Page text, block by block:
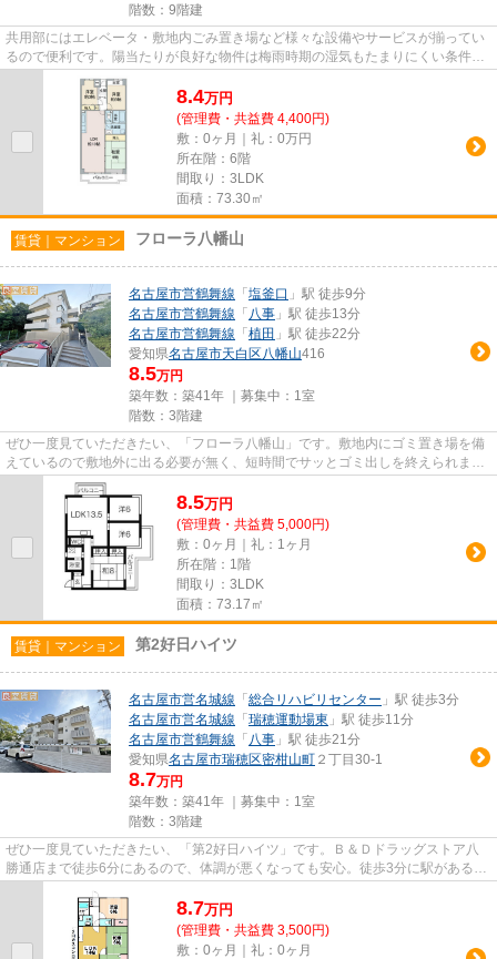
階数：9階建
共用部にはエレベータ・敷地内ごみ置き場など様々な設備やサービスが揃ってい
るので便利です。陽当たりが良好な物件は梅雨時期の湿気もたまりにくい条件と
なっています。徒歩5分で駅に...
8.4万円
(管理費・共益費 4,400円)
敷：0ヶ月｜礼：0万円
所在階：6階
間取り：3LDK
面積：73.30㎡
賃貸｜マンション フローラ八幡山
名古屋市営鶴舞線 「 塩釜口 」駅 徒歩9分
名古屋市営鶴舞線 「 八事 」駅 徒歩13分
名古屋市営鶴舞線 「 植田 」駅 徒歩22分
愛知県名古屋市天白区八幡山416
8.5万円
築年数：築41年 ｜募集中： 1室
階数：3階建
ぜひ一度見ていただきたい、「フローラ八幡山」です。敷地内にゴミ置き場を備
えているので敷地外に出る必要が無く、短時間でサッとゴミ出しを終えられま
す。根強いニーズを誇る駅近の...
8.5万円
(管理費・共益費 5,000円)
敷：0ヶ月｜礼：1ヶ月
所在階：1階
間取り：3LDK
面積：73.17㎡
賃貸｜マンション 第2好日ハイツ
名古屋市営名城線 「 総合リハビリセンター 」駅 徒歩3分
名古屋市営名城線 「 瑞穂運動場東 」駅 徒歩11分
名古屋市営鶴舞線 「 八事 」駅 徒歩21分
愛知県名古屋市瑞穂区密柑山町 ２丁目30-1
8.7万円
築年数：築41年 ｜募集中： 1室
階数：3階建
ぜひ一度見ていただきたい、「第2好日ハイツ」です。Ｂ＆Ｄドラッグストア八
勝通店まで徒歩6分にあるので、体調が悪くなっても安心。徒歩3分に駅がある物
8.7万円
(管理費・共益費 3,500円)
敷：0ヶ月｜礼：0ヶ月